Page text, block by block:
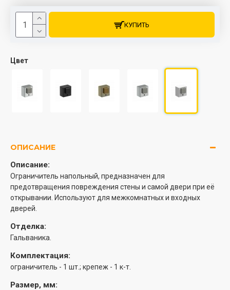
Цвет
КУПИТЬ
ОПИСАНИЕ
Описание:
Ограничитель напольный, предназначен для
предотвращения повреждения стены и самой двери при её
открывании. Используют для межкомнатных и входных
дверей.
Отделка:
Гальваника.
Комплектация:
ограничитель - 1 шт.; крепеж - 1 к-т.
Размер, мм: